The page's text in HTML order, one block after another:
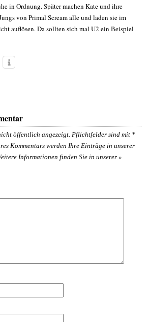
in Ordnung. Später machen Kate und ihre
von Primal Scream alle und laden sie im
auflösen. Da sollten sich mal U2 ein Beispiel
öffentlich angezeigt. Pflichtfelder sind mit *
Kommentars werden Ihre Einträge in unserer
Informationen finden Sie in unserer »